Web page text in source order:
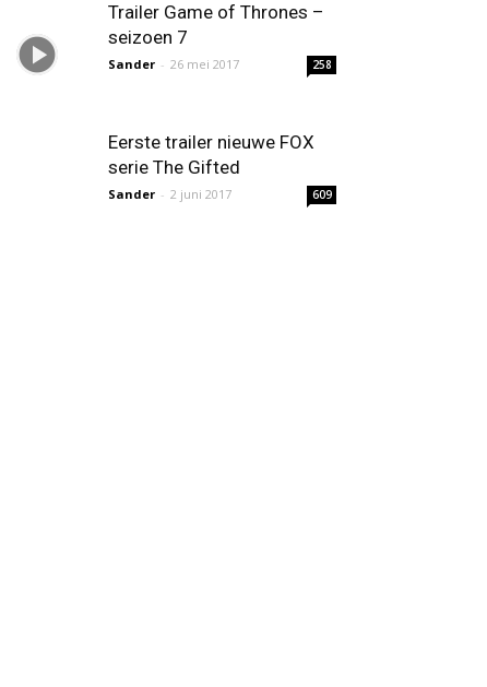
Trailer Game of Thrones –
seizoen 7
Sander - 26 mei 2017 258
Eerste trailer nieuwe FOX
serie The Gifted
Sander - 2 juni 2017 609